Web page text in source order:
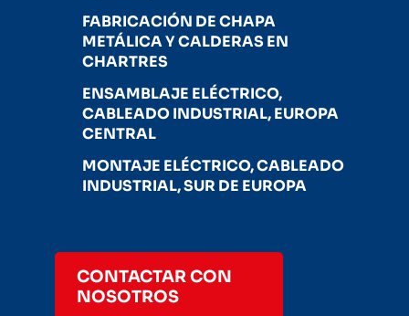
FABRICACIÓN DE CHAPA
METÁLICA Y CALDERAS EN
CHARTRES
ENSAMBLAJE ELÉCTRICO,
CABLEADO INDUSTRIAL, EUROPA
CENTRAL
MONTAJE ELÉCTRICO, CABLEADO
INDUSTRIAL, SUR DE EUROPA
CONTACTAR CON
NOSOTROS